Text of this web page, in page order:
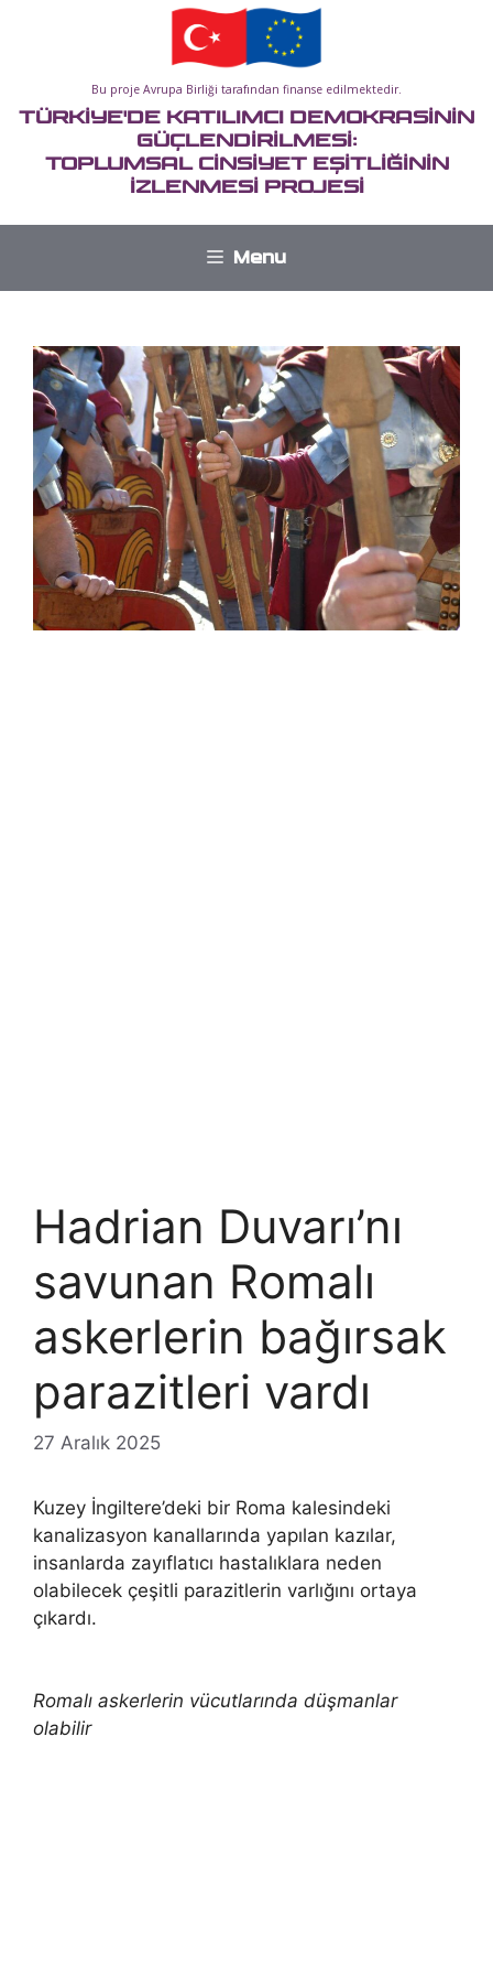
Bu proje Avrupa Birliği tarafından finanse edilmektedir.
TÜRKİYE'DE KATILIMCI DEMOKRASİNİN
GÜÇLENDİRİLMESİ:
TOPLUMSAL CİNSİYET EŞİTLİĞİNİN
İZLENMESİ PROJESİ
Menu
Hadrian Duvarı’nı
savunan Romalı
askerlerin bağırsak
parazitleri vardı
27 Aralık 2025
Kuzey İngiltere’deki bir Roma kalesindeki
kanalizasyon kanallarında yapılan kazılar,
insanlarda zayıflatıcı hastalıklara neden
olabilecek çeşitli parazitlerin varlığını ortaya
çıkardı.
Romalı askerlerin vücutlarında düşmanlar
olabilir